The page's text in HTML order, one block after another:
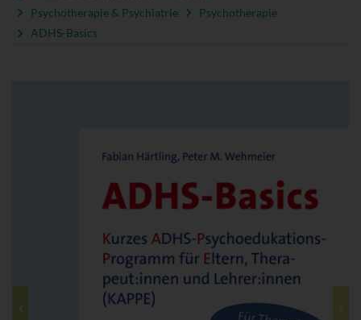
Psychotherapie & Psychiatrie
Psychotherapie
ADHS-Basics